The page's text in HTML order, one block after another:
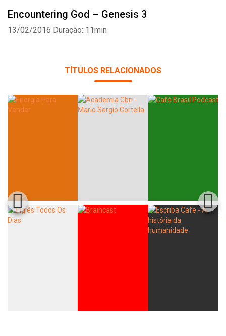
Encountering God – Genesis 3
13/02/2016 Duração: 11min
TÍTULOS RELACIONADOS